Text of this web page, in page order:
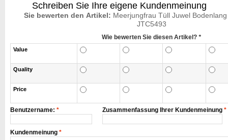
Schreiben Sie Ihre eigene Kundenmeinung
Sie bewerten den Artikel: Meerjungfrau Tüll Juwel
JTC5493
Wie bewerten Sie diesen Artikel? *
Value
Quality
Price
*
Benutzername: *
Zusammenfassung Ihrer Kundenmeinung
*
Kundenmeinung